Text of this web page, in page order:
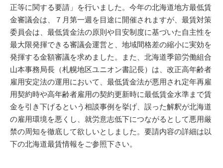
正等に関する要請」を行いました。今年の北海道地方最低賃
金審議会は、７月第一週を目途に開催されますが、最賃対策
委員会は、最低賃金法の原則や目安制度に基づいた自主性を
最大限発揮できる審議会運営と、地域間格差の縮小に実効を
発揮する金額審議を求めました。また、北海道季節労働組合
山本事務局長（札幌地区ユニオン書記長）は、改正高年齢者
雇用安定法の運用において、最低賃金法が悪用され定年再雇
用契約時や高年齢者雇用の契約更新時に最低賃金水準まで賃
金を引き下げるという相談事例を挙げ、誤った解釈が北海道
の雇用環境を悪くし、就労意志低下につながるとして悪用厳
禁の周知を徹底して欲しいとしました。要請内容の詳細は以
下の北海道最賃情報をご参照下さい。